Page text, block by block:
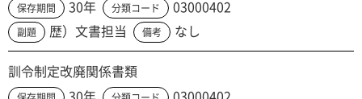
保存期間 30年 分類コード 03000402
副題 歴）文書担当 備考 なし
訓令制定改廃関係書類